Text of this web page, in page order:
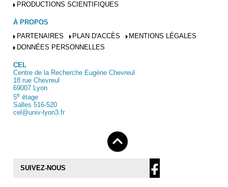
PRODUCTIONS SCIENTIFIQUES
À PROPOS
PARTENAIRES
PLAN D'ACCÈS
MENTIONS LÉGALES
DONNÉES PERSONNELLES
CEL
Centre de la Recherche Eugène Chevreul
18 rue Chevreul
69007 Lyon
5e étage
Salles 516-520
cel@univ-lyon3.fr
SUIVEZ-NOUS